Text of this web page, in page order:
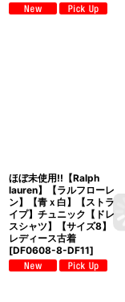
ほぼ未使用!!【Ralph
lauren】【ラルフローレ
ン】【青ｘ白】【ストラ
イプ】チュニック【ドレ
スシャツ】【サイズ8】
レディース古着
[DF0608-8-DF11]